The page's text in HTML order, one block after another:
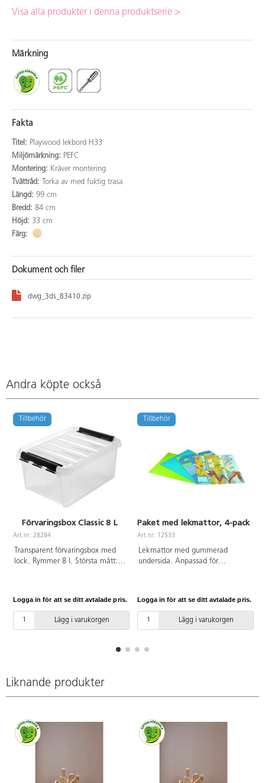
Visa alla produkter i denna produktserie >
Märkning
Fakta
Titel: Playwood lekbord H33
Miljömärkning: PEFC
Montering: Kräver montering
Tvättråd:
Torka av med fuktig trasa
Längd: 99 cm
Bredd: 84 cm
Höjd: 33 cm
Färg:
Dokument och filer
dwg_3ds_83410.zip
Andra köpte också
Tillbehör
Förvaringsbox Classic 8 L
Art.nr: 28284
Transparent förvaringsbox med
lock. Rymmer 8 l. Största mått:
Logga in för att se ditt avtalade pris.
Lägg i varukorgen
Tillbehör
Paket med lekmattor, 4-pack
Art.nr: 12533
Lekmattor med gummerad
undersida. Anpassad för
PVC-fri.
Logga in för att se ditt avtalade pris.
Lägg i varukorgen
Liknande produkter